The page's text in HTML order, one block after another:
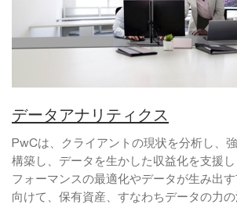
データアナリティクス
PwCは、クライアントの現状を分析し、
構築し、データを生かした収益化を支援
フォーマンスの最適化やデータが生み出
向けて、保有資産、すなわちデータの力